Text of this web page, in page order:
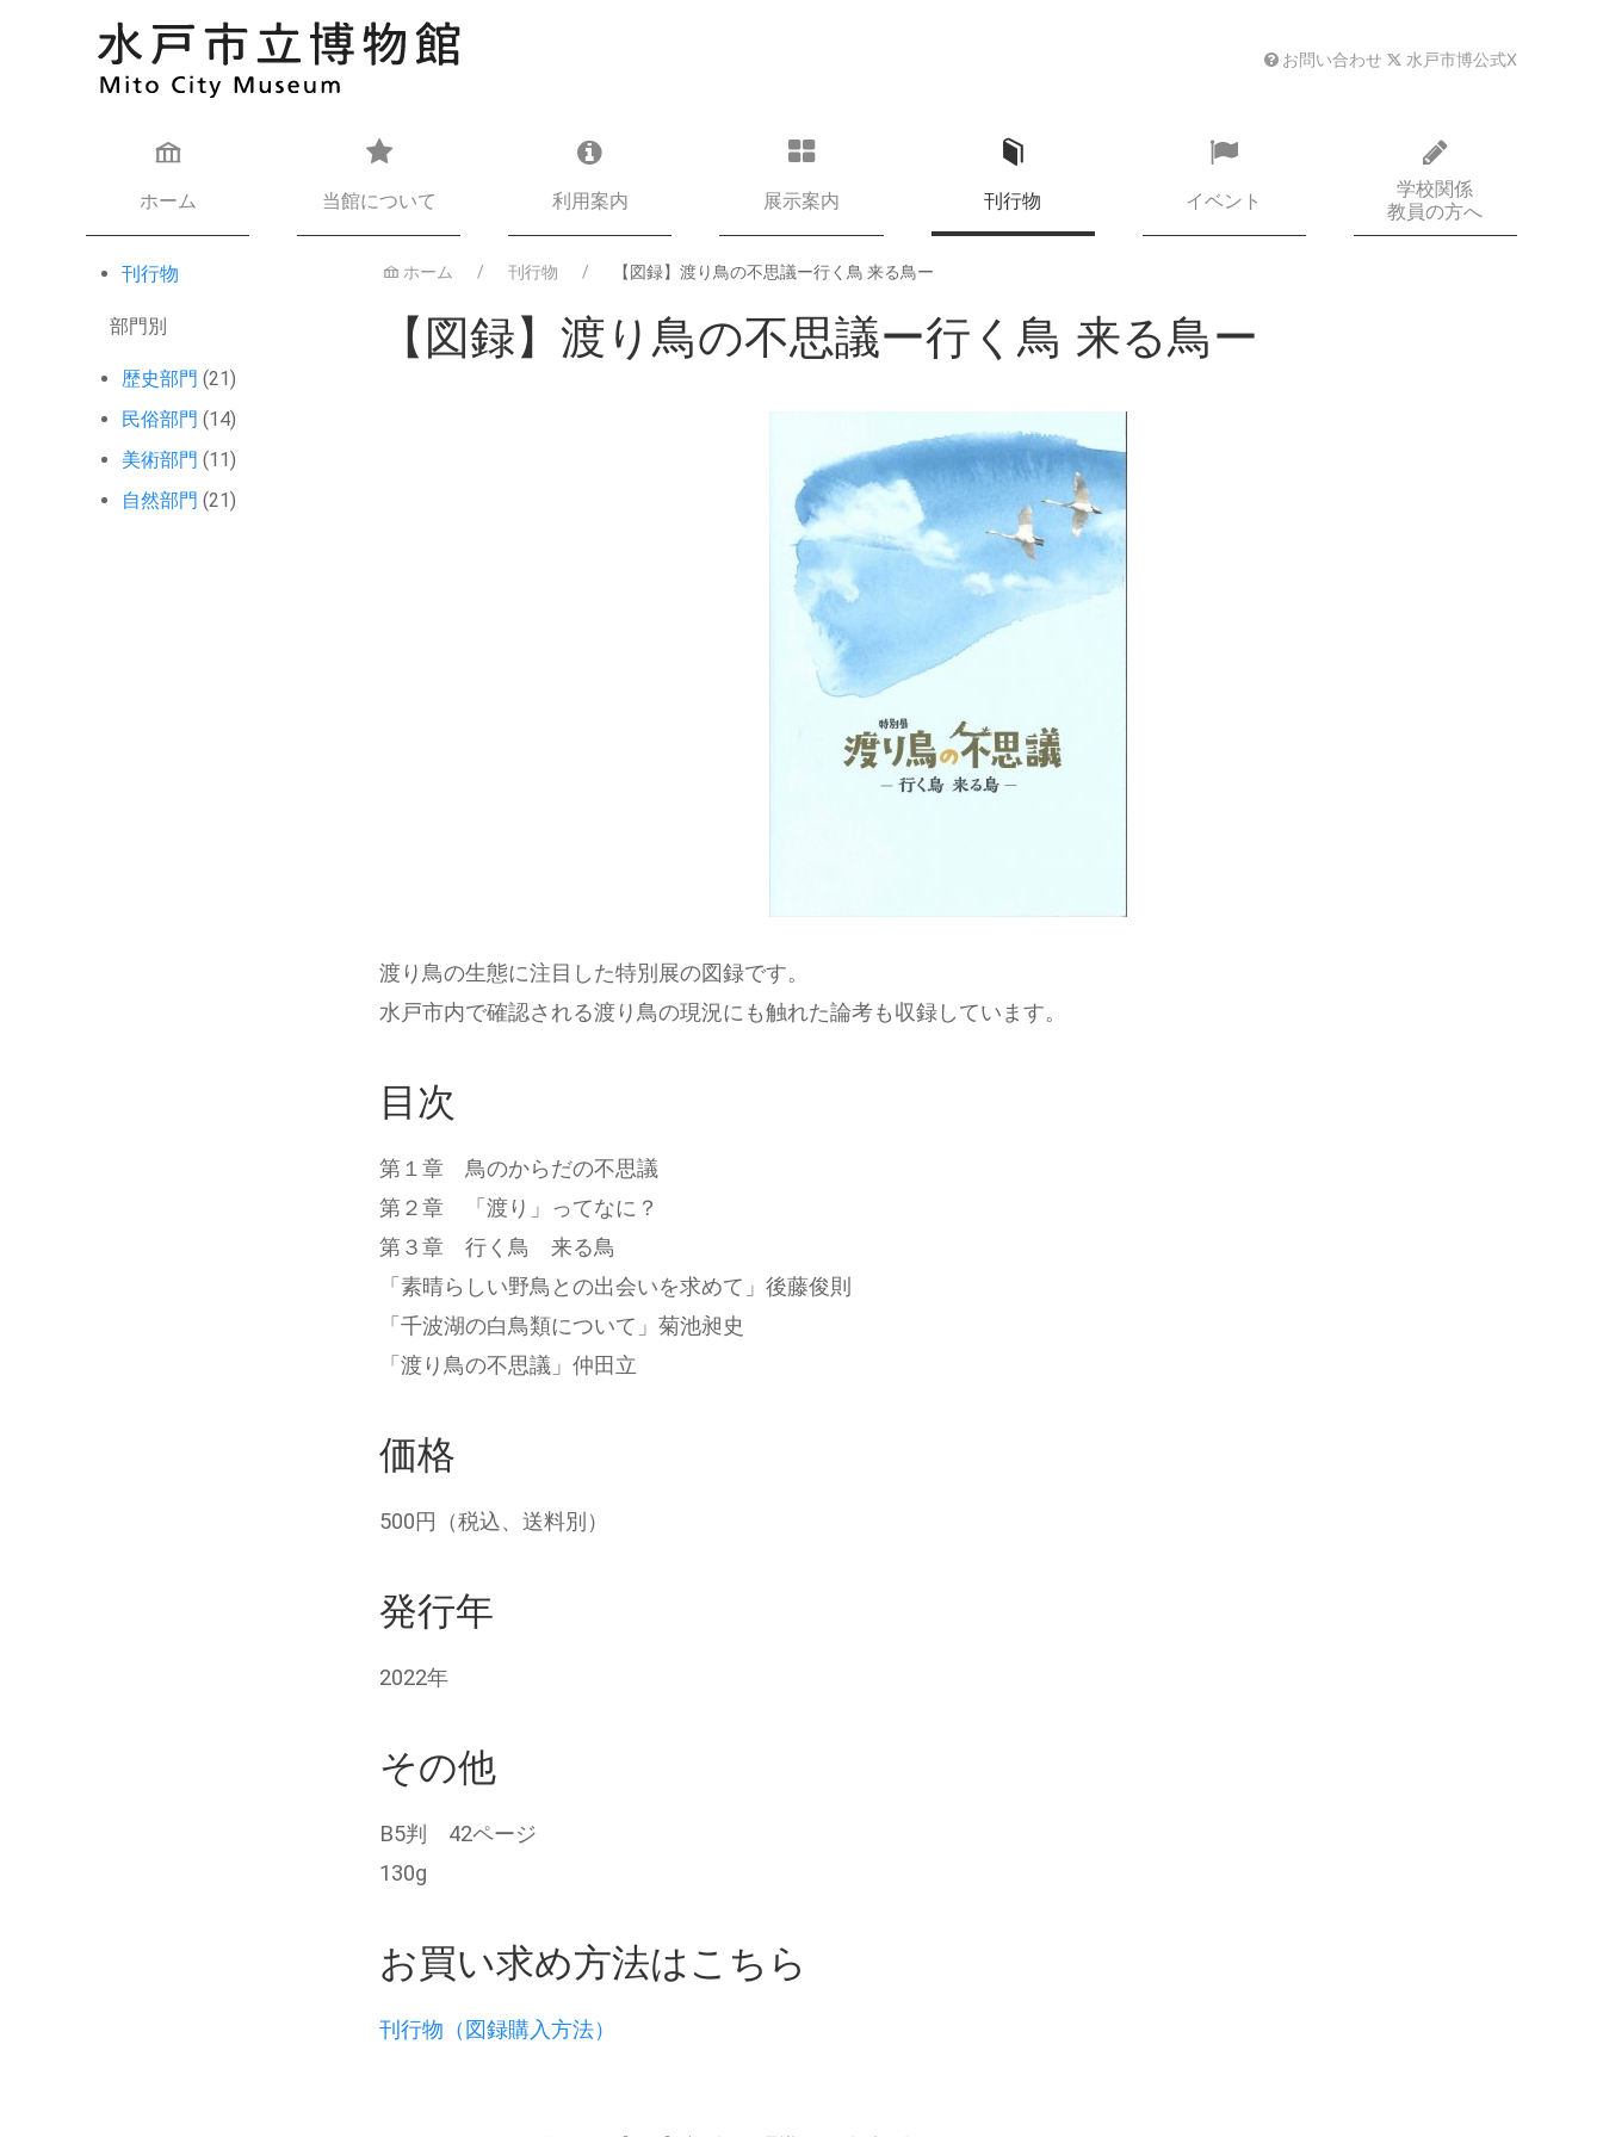
お問い合わせ 水戸市博公式X
ホーム 当館について 利用案内 展示案内 刊行物 イベント
学校関係
教員の方へ
ホーム 刊行物 【図録】渡り鳥の不思議ー行く鳥 来る鳥ー
【図録】渡り鳥の不思議ー行く鳥 来る鳥ー
渡り鳥の生態に注目した特別展の図録です。
水戸市内で確認される渡り鳥の現況にも触れた論考も収録しています。
目次
第１章 鳥のからだの不思議
第２章 「渡り」ってなに？
第３章 行く鳥 来る鳥
「素晴らしい野鳥との出会いを求めて」後藤俊則
「千波湖の白鳥類について」菊池昶史
「渡り鳥の不思議」仲田立
価格
500円（税込、送料別）
発行年
2022年
その他
B5判 42ページ
130g
お買い求め方法はこちら
刊行物（図録購入方法）
刊行物
部門別
歴史部門 (21)
民俗部門 (14)
美術部門 (11)
自然部門 (21)